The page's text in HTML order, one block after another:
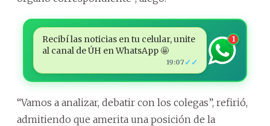
Recibí las noticias en tu celular, unite
al canal de ÚH en WhatsApp 🤩
19:07 ✓✓
1
“Vamos a analizar, debatir con los colegas”, refirió,
admitiendo que amerita una posición de la